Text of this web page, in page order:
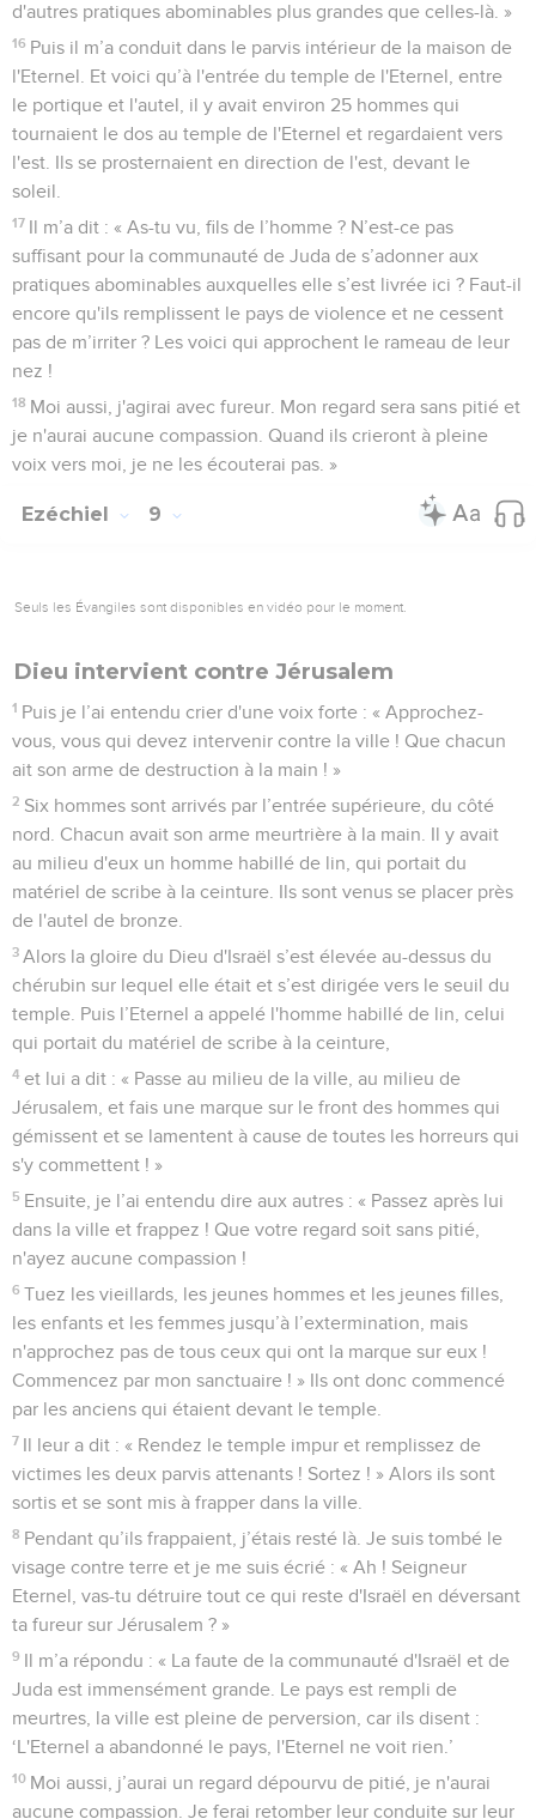
d'autres pratiques abominables plus grandes que celles-là. »
16 Puis il m’a conduit dans le parvis intérieur de la maison de
l'Eternel. Et voici qu’à l'entrée du temple de l'Eternel, entre
le portique et l'autel, il y avait environ 25 hommes qui
tournaient le dos au temple de l'Eternel et regardaient vers
l'est. Ils se prosternaient en direction de l'est, devant le
soleil.
17 Il m’a dit : « As-tu vu, fils de l’homme ? N’est-ce pas
suffisant pour la communauté de Juda de s’adonner aux
pratiques abominables auxquelles elle s’est livrée ici ? Faut-il
encore qu'ils remplissent le pays de violence et ne cessent
pas de m’irriter ? Les voici qui approchent le rameau de leur
nez !
18 Moi aussi, j'agirai avec fureur. Mon regard sera sans pitié et
je n'aurai aucune compassion. Quand ils crieront à pleine
voix vers moi, je ne les écouterai pas. »
Ezéchiel 9
Seuls les Évangiles sont disponibles en vidéo pour le moment.
Dieu intervient contre Jérusalem
1 Puis je l’ai entendu crier d'une voix forte : « Approchez-
vous, vous qui devez intervenir contre la ville ! Que chacun
ait son arme de destruction à la main ! »
2 Six hommes sont arrivés par l’entrée supérieure, du côté
nord. Chacun avait son arme meurtrière à la main. Il y avait
au milieu d'eux un homme habillé de lin, qui portait du
matériel de scribe à la ceinture. Ils sont venus se placer près
de l'autel de bronze.
3 Alors la gloire du Dieu d'Israël s’est élevée au-dessus du
chérubin sur lequel elle était et s’est dirigée vers le seuil du
temple. Puis l’Eternel a appelé l'homme habillé de lin, celui
qui portait du matériel de scribe à la ceinture,
4 et lui a dit : « Passe au milieu de la ville, au milieu de
Jérusalem, et fais une marque sur le front des hommes qui
gémissent et se lamentent à cause de toutes les horreurs qui
s'y commettent ! »
5 Ensuite, je l’ai entendu dire aux autres : « Passez après lui
dans la ville et frappez ! Que votre regard soit sans pitié,
n'ayez aucune compassion !
6 Tuez les vieillards, les jeunes hommes et les jeunes filles,
les enfants et les femmes jusqu’à l’extermination, mais
n'approchez pas de tous ceux qui ont la marque sur eux !
Commencez par mon sanctuaire ! » Ils ont donc commencé
par les anciens qui étaient devant le temple.
7 Il leur a dit : « Rendez le temple impur et remplissez de
victimes les deux parvis attenants ! Sortez ! » Alors ils sont
sortis et se sont mis à frapper dans la ville.
8 Pendant qu’ils frappaient, j’étais resté là. Je suis tombé le
visage contre terre et je me suis écrié : « Ah ! Seigneur
Eternel, vas-tu détruire tout ce qui reste d'Israël en déversant
ta fureur sur Jérusalem ? »
9 Il m’a répondu : « La faute de la communauté d'Israël et de
Juda est immensément grande. Le pays est rempli de
meurtres, la ville est pleine de perversion, car ils disent :
‘L'Eternel a abandonné le pays, l'Eternel ne voit rien.’
10 Moi aussi, j’aurai un regard dépourvu de pitié, je n'aurai
aucune compassion. Je ferai retomber leur conduite sur leur